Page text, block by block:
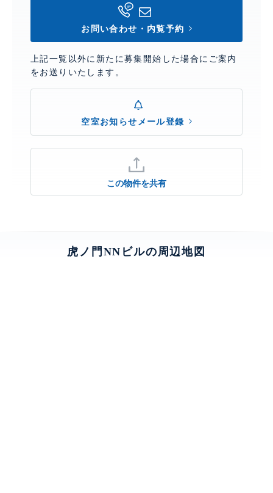
お問い合わせ・内覧予約
上記一覧以外に新たに募集開始した場合にご案内
をお送りいたします。
空室お知らせメール登録
この物件を共有
虎ノ門NNビルの周辺地図